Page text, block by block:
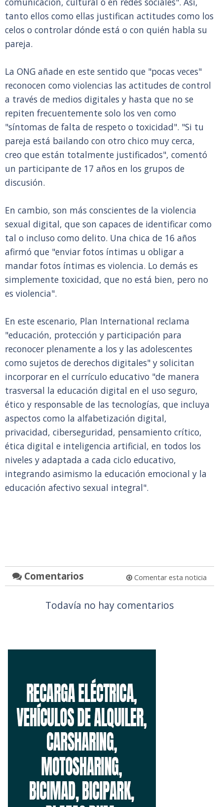
tanto ellos como ellas justifican actitudes como los
celos o controlar dónde está o con quién habla su
pareja.
La ONG añade en este sentido que "pocas veces"
reconocen como violencias las actitudes de control
a través de medios digitales y hasta que no se
repiten frecuentemente solo los ven como
"síntomas de falta de respeto o toxicidad". "Si tu
pareja está bailando con otro chico muy cerca,
creo que están totalmente justificados", comentó
un participante de 17 años en los grupos de
discusión.
En cambio, son más conscientes de la violencia
sexual digital, que son capaces de identificar como
tal o incluso como delito. Una chica de 16 años
afirmó que "enviar fotos íntimas u obligar a
mandar fotos íntimas es violencia. Lo demás es
simplemente toxicidad, que no está bien, pero no
es violencia".
En este escenario, Plan International reclama
"educación, protección y participación para
reconocer plenamente a los y las adolescentes
como sujetos de derechos digitales" y solicitan
incorporar en el currículo educativo "de manera
trasversal la educación digital en el uso seguro,
ético y responsable de las tecnologías, que incluya
aspectos como la alfabetización digital,
privacidad, ciberseguridad, pensamiento crítico,
ética digital e inteligencia artificial, en todos los
niveles y adaptada a cada ciclo educativo,
integrando asimismo la educación emocional y la
educación afectivo sexual integral".
Comentarios Comentar esta noticia
Todavía no hay comentarios